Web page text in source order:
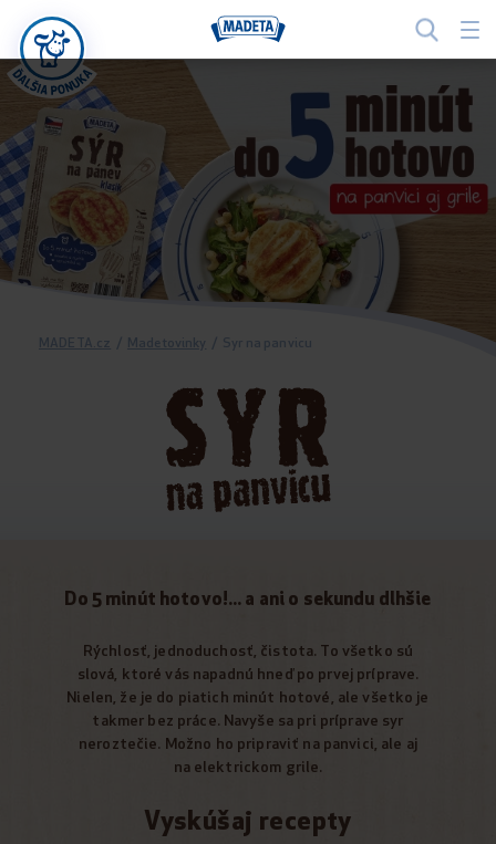
MADETA.cz / Madetovinky / Syr na panvicu
Do 5 minút hotovo!... a ani o sekundu dlhšie
Rýchlosť, jednoduchosť, čistota. To všetko sú
slová, ktoré vás napadnú hneď po prvej príprave.
Nielen, že je do piatich minút hotové, ale všetko je
takmer bez práce. Navyše sa pri príprave syr
neroztečie. Možno ho pripraviť na panvici, ale aj
na elektrickom grile.
Vyskúšaj recepty